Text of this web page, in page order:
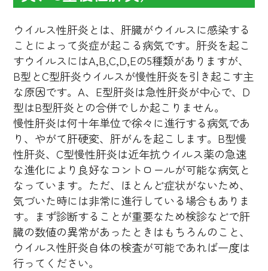
ウイルス性肝炎とは、肝臓がウイルスに感染する
ことによって炎症が起こる病気です。肝炎を起こ
すウイルスにはA,B,C,D,Eの5種類がありますが、
B型とC型肝炎ウイルスが慢性肝炎を引き起こす主
な原因です。A、E型肝炎は急性肝炎が中心で、D
型はB型肝炎との合併でしか起こりません。
慢性肝炎は何十年単位で徐々に進行する病気であ
り、やがて肝硬変、肝がんを起こします。B型慢
性肝炎、C型慢性肝炎は近年抗ウイルス薬の急速
な進化により良好なコントロールが可能な病気と
なっています。ただ、ほとんど症状がないため、
気づいた時には非常に進行している場合もありま
す。まず診断することが重要なため検診などで肝
臓の数値の異常があったときはもちろんのこと、
ウイルス性肝炎自体の検査が可能であれば一度は
行ってください。